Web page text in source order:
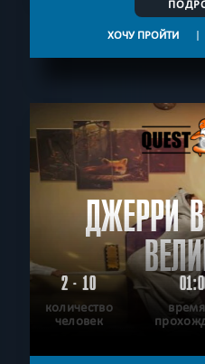
ХОЧУ ПРОЙТИ |
ДЖЕРРИ
2 - 10
количество
человек